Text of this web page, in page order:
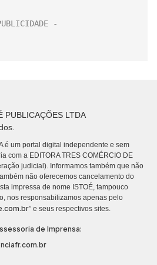
LTDA
é um portal digital independente e sem
com a EDITORA TRES COMÉRCIO DE
judicial). Informamos também que não
não oferecemos cancelamento do
impressa de nome ISTOÉ, tampouco
nos responsabilizamos apenas pelo
” e seus respectivos sites.
de Imprensa: